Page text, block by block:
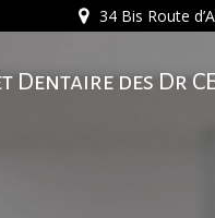
34 Bis Route
Dentaire des Dr